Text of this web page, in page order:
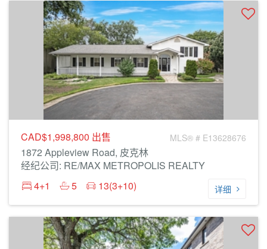
CAD$1,998,800 出售 MLS® # E13628676
1872 Appleview Road, 皮克林
经纪公司: RE/MAX METROPOLIS REALTY
4+1
5 13(3+10) 详细